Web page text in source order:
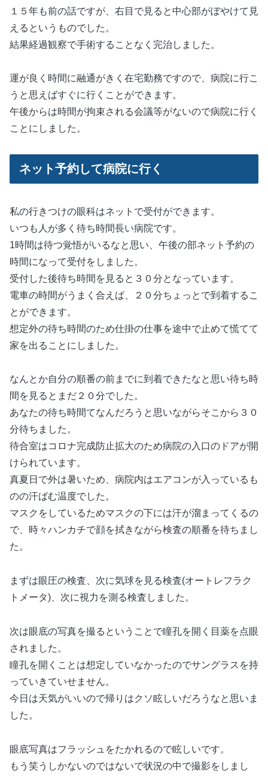
１５年も前の話ですが、右目で見ると中心部がぼやけて見
えるというものでした。
結果経過観察で手術することなく完治しました。
運が良く時間に融通がきく在宅勤務ですので、病院に行こ
うと思えばすぐに行くことができます。
午後からは時間が拘束される会議等がないので病院に行く
ことにしました。
ネット予約して病院に行く
私の行きつけの眼科はネットで受付ができます。
いつも人が多く待ち時間長い病院です。
1時間は待つ覚悟がいるなと思い、午後の部ネット予約の
時間になって受付をしました。
受付した後待ち時間を見ると３０分となっています。
電車の時間がうまく合えば、２０分ちょっとで到着するこ
とができます。
想定外の待ち時間のため仕掛の仕事を途中で止めて慌てて
家を出ることにしました。
なんとか自分の順番の前までに到着できたなと思い待ち時
間を見るとまだ２０分でした。
あなたの待ち時間てなんだろうと思いながらそこから３０
分待ちました。
待合室はコロナ完成防止拡大のため病院の入口のドアが開
けられています。
真夏日で外は暑いため、病院内はエアコンが入っているも
のの汗ばむ温度でした。
マスクをしているためマスクの下には汗が溜まってくるの
で、時々ハンカチで顔を拭きながら検査の順番を待ちまし
た。
まずは眼圧の検査、次に気球を見る検査(オートレフラク
トメータ)、次に視力を測る検査しました。
次は眼底の写真を撮るということで瞳孔を開く目薬を点眼
されました。
瞳孔を開くことは想定していなかったのでサングラスを持
っていきていせません。
今日は天気がいいので帰りはクソ眩しいだろうなと思いま
した。
眼底写真はフラッシュをたかれるので眩しいです。
もう笑うしかないのではないで状況の中で撮影をしまし